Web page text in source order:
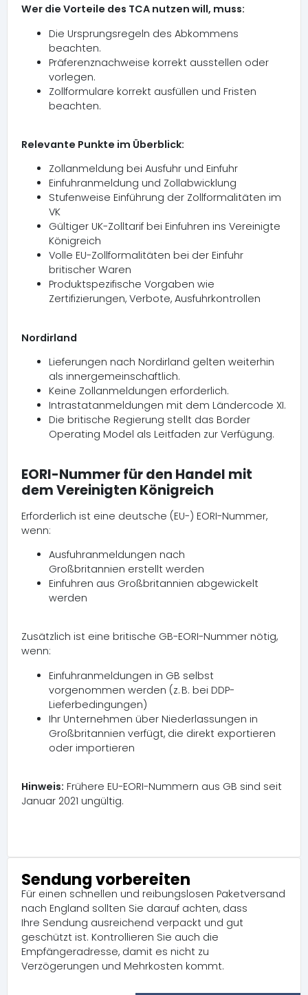
Wer die Vorteile des TCA nutzen will, muss:
Die Ursprungsregeln des Abkommens
beachten.
Präferenznachweise korrekt ausstellen oder
vorlegen.
Zollformulare korrekt ausfüllen und Fristen
beachten.
Relevante Punkte im Überblick:
Zollanmeldung bei Ausfuhr und Einfuhr
Einfuhranmeldung und Zollabwicklung
Stufenweise Einführung der Zollformalitäten im
VK
Gültiger UK-Zolltarif bei Einfuhren ins Vereinigte
Königreich
Volle EU-Zollformalitäten bei der Einfuhr
britischer Waren
Produktspezifische Vorgaben wie
Zertifizierungen, Verbote, Ausfuhrkontrollen
Nordirland
Lieferungen nach Nordirland gelten weiterhin
als innergemeinschaftlich.
Keine Zollanmeldungen erforderlich.
Intrastatanmeldungen mit dem Ländercode XI.
Die britische Regierung stellt das Border
Operating Model als Leitfaden zur Verfügung.
EORI-Nummer für den Handel mit
dem Vereinigten Königreich
Erforderlich ist eine deutsche (EU-) EORI-Nummer,
wenn:
Ausfuhranmeldungen nach
Großbritannien erstellt werden
Einfuhren aus Großbritannien abgewickelt
werden
Zusätzlich ist eine britische GB-EORI-Nummer nötig,
wenn:
Einfuhranmeldungen in GB selbst
vorgenommen werden (z. B. bei DDP-
Lieferbedingungen)
Ihr Unternehmen über Niederlassungen in
Großbritannien verfügt, die direkt exportieren
oder importieren
Hinweis: Frühere EU-EORI-Nummern aus GB sind seit
Januar 2021 ungültig.
Sendung vorbereiten
Für einen schnellen und reibungslosen Paketversand
nach England sollten Sie darauf achten, dass
Ihre Sendung ausreichend verpackt und gut
geschützt ist. Kontrollieren Sie auch die
Empfängeradresse, damit es nicht zu
Verzögerungen und Mehrkosten kommt.